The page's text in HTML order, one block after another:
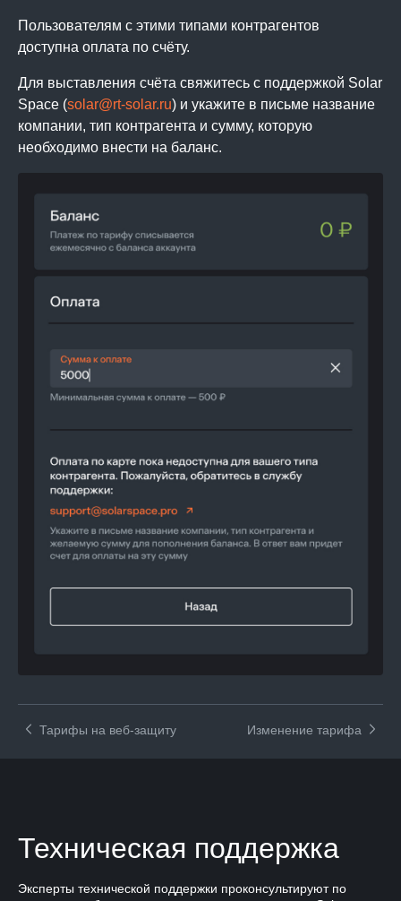
Пользователям с этими типами контрагентов
доступна оплата по счёту.
Для выставления счёта свяжитесь с поддержкой Solar
Space (solar@rt-solar.ru) и укажите в письме название
компании, тип контрагента и сумму, которую
необходимо внести на баланс.
Тарифы на веб-защиту Изменение тарифа
Техническая поддержка
Эксперты технической поддержки проконсультируют по